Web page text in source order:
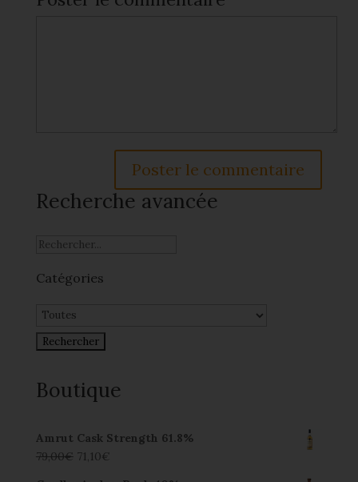
Recherche avancée
Catégories
Boutique
Amrut Cask Strength 61.8%
79,00€ 71,10€